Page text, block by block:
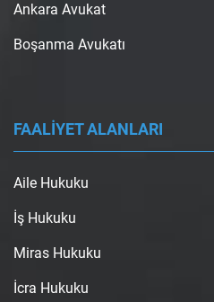
Ankara Avukat
Boşanma Avukatı
FAALİYET ALANLARI
Aile Hukuku
İş Hukuku
Miras Hukuku
İcra Hukuku